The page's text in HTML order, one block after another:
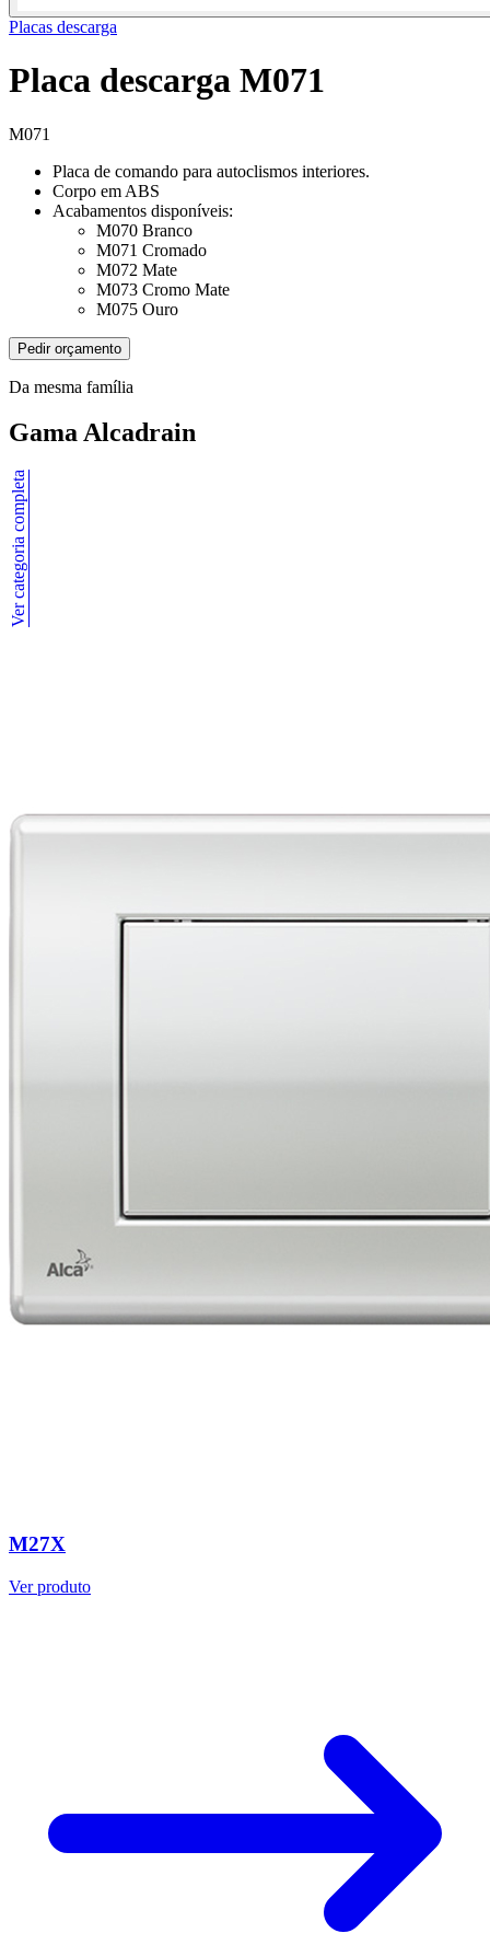
Placas descarga
Placa descarga M071
M071
Placa de comando para autoclismos interiores.
Corpo em ABS
Acabamentos disponíveis:
M070 Branco
M071 Cromado
M072 Mate
M073 Cromo Mate
M075 Ouro
Pedir orçamento
Da mesma família
Gama Alcadrain
Ver categoria completa
M27X
Ver produto